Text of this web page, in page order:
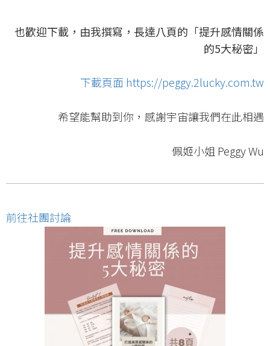
也歡迎下載，由我撰寫，長達八頁的「提升感情關係
的5大秘密」
下載頁面 https://peggy.2lucky.com.tw
希望能幫助到你，感謝宇宙讓我們在此相遇
佩姬小姐 Peggy Wu
前往社團討論